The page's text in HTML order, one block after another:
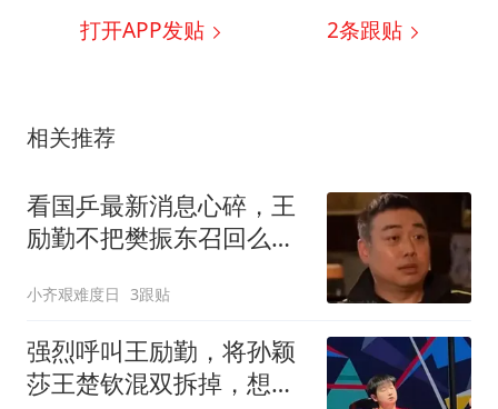
打开APP发贴 2条跟贴
相关推荐
看国乒最新消息心碎，王
励勤不把樊振东召回么，
小齐艰难度日 3跟贴
强烈呼叫王励勤，将孙颖
莎王楚钦混双拆掉，想起